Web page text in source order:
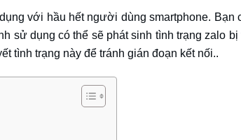
với hầu hết người dùng smartphone.
sử dụng có thể sẽ phát sinh tình trạng zalo
tình trạng này để tránh gián đoạn kết nối..